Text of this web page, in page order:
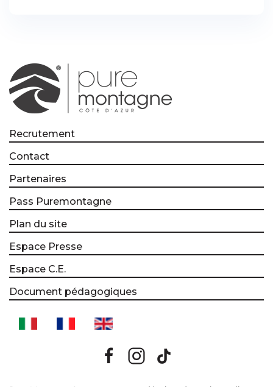
Recrutement
Contact
Partenaires
Pass Puremontagne
Plan du site
Espace Presse
Espace C.E.
Document pédagogiques